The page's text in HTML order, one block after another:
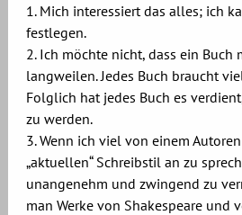
1. Mich interessiert das alles; ich
festlegen.
2. Ich möchte nicht, dass ein Buch
langweilen. Jedes Buch braucht
Folglich hat jedes Buch es
zu werden.
3. Wenn ich viel von einem
„aktuellen“ Schreibstil an zu
unangenehm und zwingend zu
man Werke von Shakespeare und